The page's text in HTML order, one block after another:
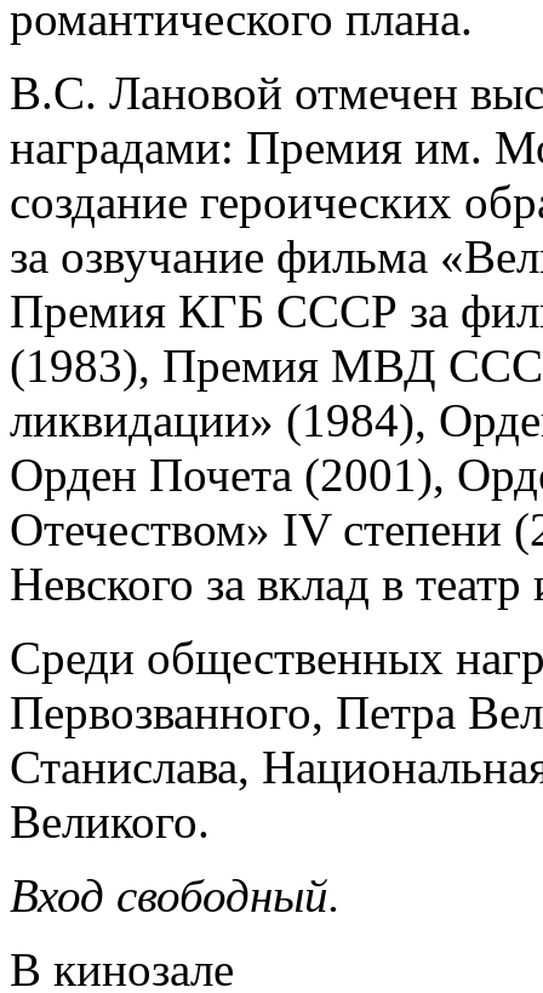
романтического плана.
В.С. Лановой отмечен
наградами: Премия им.
создание героических
за озвучание фильма
Премия КГБ СССР за
(1983), Премия МВД
ликвидации» (1984),
Орден Почета (2001),
Отечеством» IV степени
Невского за вклад в
Среди общественных
Первозванного, Петра
Станислава,
Великого.
Вход свободный.
В кинозале